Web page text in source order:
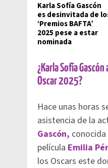
Karla Sofía Gascón
es desinvitada de
‘Premios BAFTA’
2025 pese a estar
nominada
¿Karla Sofía
Oscar 2025?
Hace unas horas
asistencia de la
Gascón, conocida
película Emilia
los Oscars este